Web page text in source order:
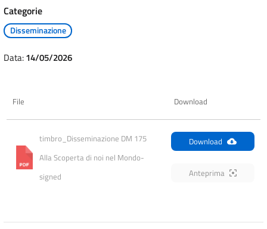
Categorie
Disseminazione
Data:14/05/2026
File Download
timbro_Disseminazione DM 175
Alla Scoperta di noi nel Mondo-
signed
Download
Anteprima